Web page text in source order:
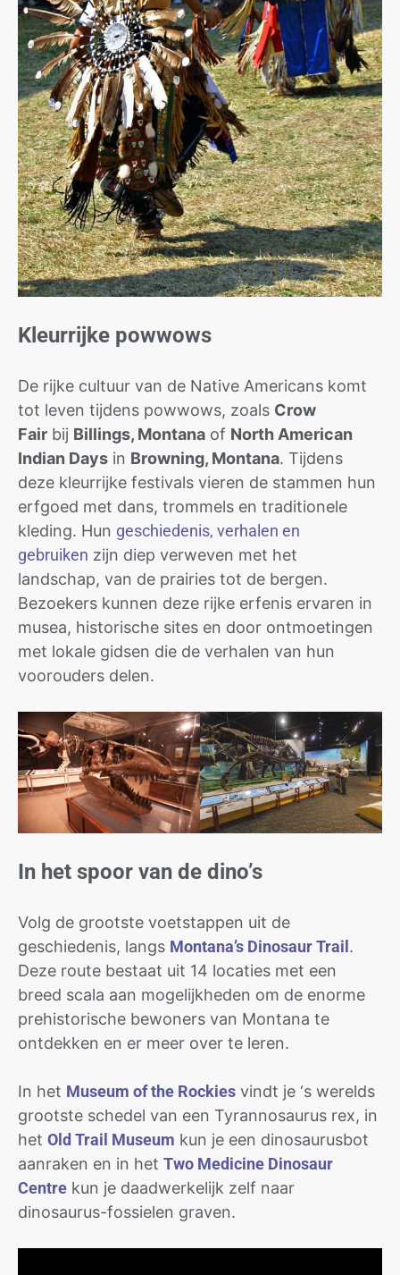
Kleurrijke powwows
De rijke cultuur van de Native Americans komt
tot leven tijdens powwows, zoals Crow
Fair bij Billings, Montana of North American
Indian Days in Browning, Montana. Tijdens
deze kleurrijke festivals vieren de stammen hun
erfgoed met dans, trommels en traditionele
kleding. Hun geschiedenis, verhalen en
gebruiken zijn diep verweven met het
landschap, van de prairies tot de bergen.
Bezoekers kunnen deze rijke erfenis ervaren in
musea, historische sites en door ontmoetingen
met lokale gidsen die de verhalen van hun
voorouders delen.
In het spoor van de dino’s
Volg de grootste voetstappen uit de
geschiedenis, langs Montana’s Dinosaur Trail .
Deze route bestaat uit 14 locaties met een
breed scala aan mogelijkheden om de enorme
prehistorische bewoners van Montana te
ontdekken en er meer over te leren.
In het Museum of the Rockies vindt je ‘s werelds
grootste schedel van een Tyrannosaurus rex, in
het Old Trail Museum kun je een dinosaurusbot
aanraken en in het Two Medicine Dinosaur
Centre kun je daadwerkelijk zelf naar
dinosaurus-fossielen graven.